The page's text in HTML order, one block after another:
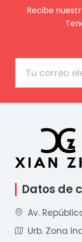
Recibe
Datos de
Av.
Urb. Zona